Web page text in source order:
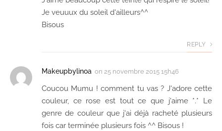
Je veuuux du soleil d'ailleurs^^
Bisous
REPLY
Makeupbylinoa on 25 novembre 2015 15h46
Coucou Mumu ! comment tu vas ? J'adore cette
couleur, ce rose est tout ce que j'aime *.* Le
genre de couleur que j'ai déjà racheté plusieurs
fois car terminée plusieurs fois ^^ Bisous !